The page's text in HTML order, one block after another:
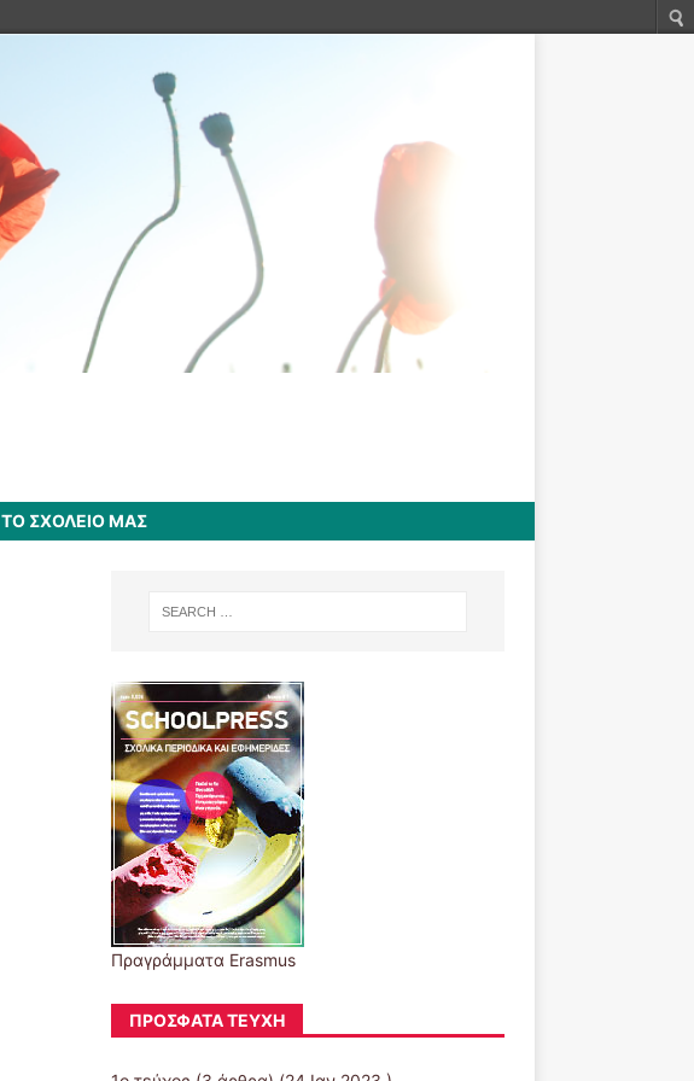
ΤΟ ΣΧΟΛΕΙΟ ΜΑΣ
Πραγράμματα Erasmus
ΠΡΌΣΦΑΤΑ ΤΕΎΧΗ